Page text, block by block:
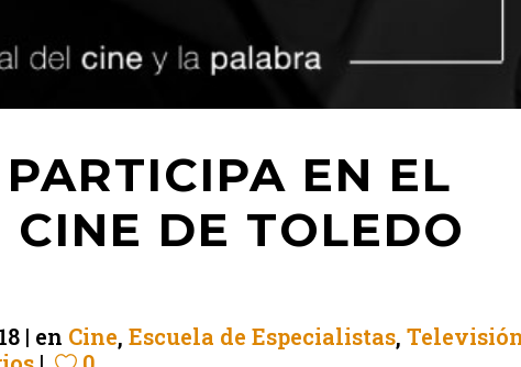
EN EL
CINE DE TOLEDO
en Cine, Escuela de Especialistas,